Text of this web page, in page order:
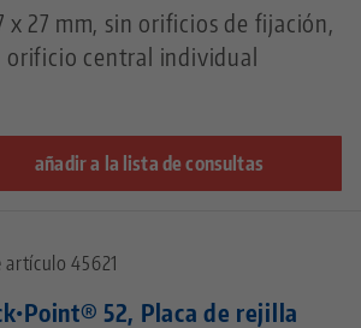
x 27 mm, sin orificios de fijación,
orificio central individual
añadir a la lista de consultas
artículo 45621
52, Placa de rejilla